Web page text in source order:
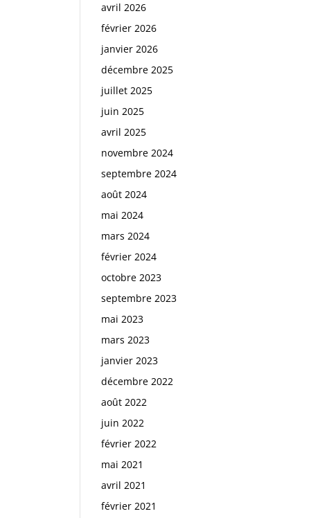
avril 2026
février 2026
janvier 2026
décembre 2025
juillet 2025
juin 2025
avril 2025
novembre 2024
septembre 2024
août 2024
mai 2024
mars 2024
février 2024
octobre 2023
septembre 2023
mai 2023
mars 2023
janvier 2023
décembre 2022
août 2022
juin 2022
février 2022
mai 2021
avril 2021
février 2021